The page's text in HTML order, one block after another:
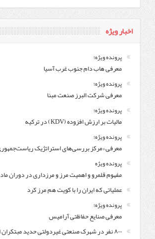
اخبار ویژه
پرونده ویژه؛
معرفی هاب دام جنوب غرب آسیا
پرونده ویژه؛
معرفی شركت البرز صنعت مبنا
پرونده ویژه؛
مالیات بر ارزش افزوده (KDV) در ترکیه
پرونده ویژه؛
معرفی «مرکز بررسی‌های استراتژیک
پرونده ویژه
مفهوم قلمرو و اهمیت مرز و مرزداری در دوران
عملیاتی که ایران را با کویت هم مرز کرد
پرونده ویژه؛
معرفی صنایع حفاظتی آرامیس
۸۰۰ نفر در شهرک صنعتی غیردولتی حدید مبتکران اردبیل اشتغال یافتند